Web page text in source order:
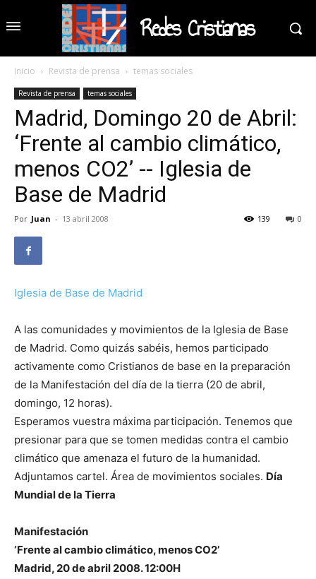
Redes Cristianas
Inicio Revista de prensa temas sociales
Revista de prensa temas sociales
Madrid, Domingo 20 de Abril:
‘Frente al cambio climático,
menos CO2’ -- Iglesia de
Base de Madrid
Por Juan - 13 abril 2008 0
139
Iglesia de Base de Madrid
A las comunidades y movimientos de la Iglesia de Base
de Madrid. Como quizás sabéis, hemos participado
activamente como Cristianos de base en la preparación
de la Manifestación del día de la tierra (20 de abril,
domingo, 12 horas).
Esperamos vuestra máxima participación. Tenemos que
presionar para que se tomen medidas contra el cambio
climático que amenaza el futuro de la humanidad.
Adjuntamos cartel. Área de movimientos sociales. Día
Mundial de la Tierra
Manifestación
‘Frente al cambio climático, menos CO2’
Madrid, 20 de abril 2008. 12:00H